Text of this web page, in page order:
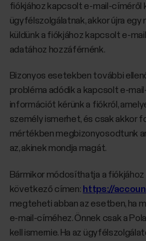
fiókjához kapcsolt e-mail-címéről
ügyfélszolgálatnak, akkor újra
küldünk a fiókjához kapcsolt e-
adatához hozzáférnénk.
Bizonyos esetekben további
probléma adódik a kapcsolt e-
információt kérünk a fiókról,
személy ismerhet, és csak akkor
mértékben megbizonyosodtunk
az, akinek mondja magát.
Bármikor módosíthatja a
következő címen: https://
megteheti abban az esetben, ha
e-mail-címéhez. Önnek csak a
kell ismernie. Ha az